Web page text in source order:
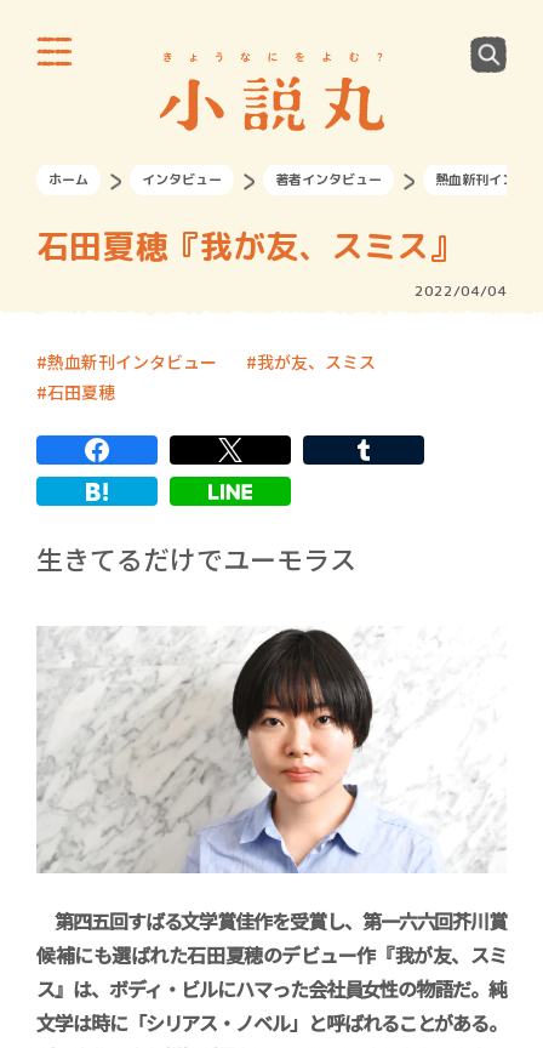
ホーム インタビュー 著者インタビュー 熱血新刊インタ
石田夏穂『我が友、スミス』
2022/04/04
熱血新刊インタビュー
我が友、スミス
石田夏穂
生きてるだけでユーモラス
第四五回すばる文学賞佳作を受賞し、第一六六回芥川賞
候補にも選ばれた石田夏穂のデビュー作『我が友、スミ
ス』は、ボディ・ビルにハマった会社員女性の物語だ。純
文学は時に「シリアス・ノベル」と呼ばれることがある。